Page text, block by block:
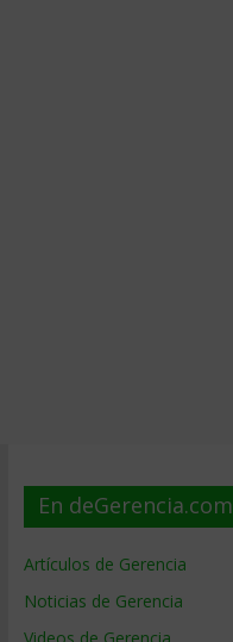
En deGerencia.com
Artículos de Gerencia
Noticias de Gerencia